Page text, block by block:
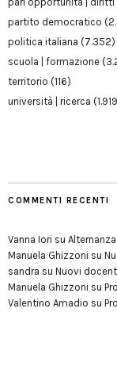
partito democratico
politica italiana (7.352)
scuola | formazione
territorio (116)
università | ricerca
COMMENTI RECENTI
Vanna Iori su
Manuela Ghizzoni su
sandra su Nuovi
Manuela Ghizzoni su
Valentino Amadio su